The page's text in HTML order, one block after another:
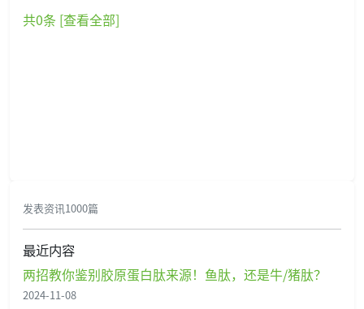
共0条 [查看全部]
发表资讯1000篇
最近内容
两招教你鉴别胶原蛋白肽来源！鱼肽，还是牛/猪肽？
2024-11-08